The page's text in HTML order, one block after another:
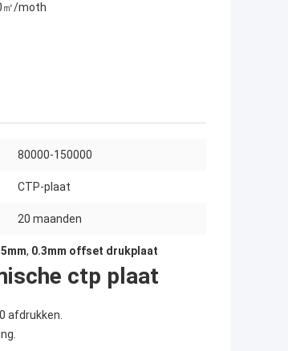
㎡/moth
80000-150000
CTP-plaat
20 maanden
, 0.3mm offset drukplaat
ctp plaat
afdrukken.